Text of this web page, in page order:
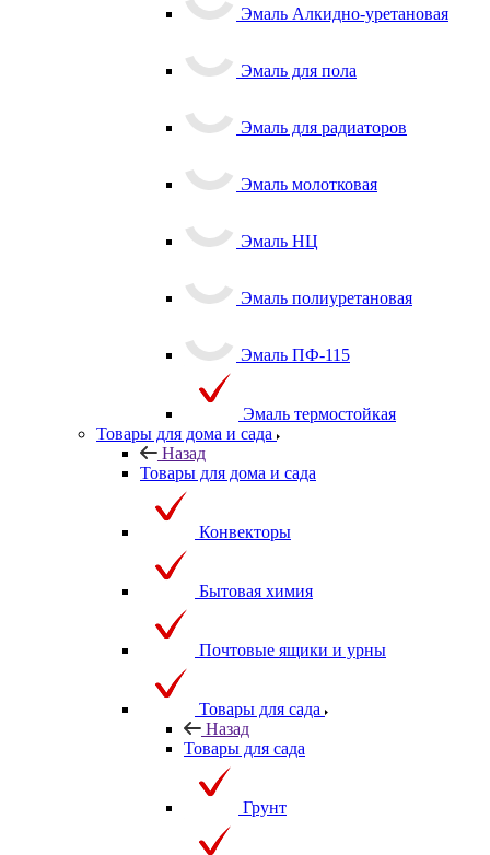
Эмаль Алкидно-уретановая
Эмаль для пола
Эмаль для радиаторов
Эмаль молотковая
Эмаль НЦ
Эмаль полиуретановая
Эмаль ПФ-115
Эмаль термостойкая
Товары для дома и сада
Назад
Товары для дома и сада
Конвекторы
Бытовая химия
Почтовые ящики и урны
Товары для сада
Назад
Товары для сада
Грунт